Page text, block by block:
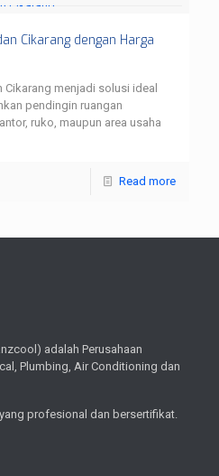
Cikarang dengan Harga
Cikarang menjadi solusi ideal
pendingin ruangan
ruko, maupun area usaha
Read more
adalah Perusahaan
Plumbing, Air Conditioning dan
profesional dan bersertifikat.